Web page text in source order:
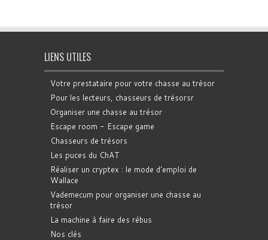
LIENS UTILES
Votre prestataire pour votre chasse au trésor
Pour les lecteurs, chasseurs de trésorsr
Organiser une chasse au trésor
Escape room - Escape game
Chasseurs de trésors
Les puces du ChAT
Réaliser un cryptex : le mode d'emploi de
Wallace
Vademecum pour organiser une chasse au
trésor
La machine à faire des rébus
Nos clés